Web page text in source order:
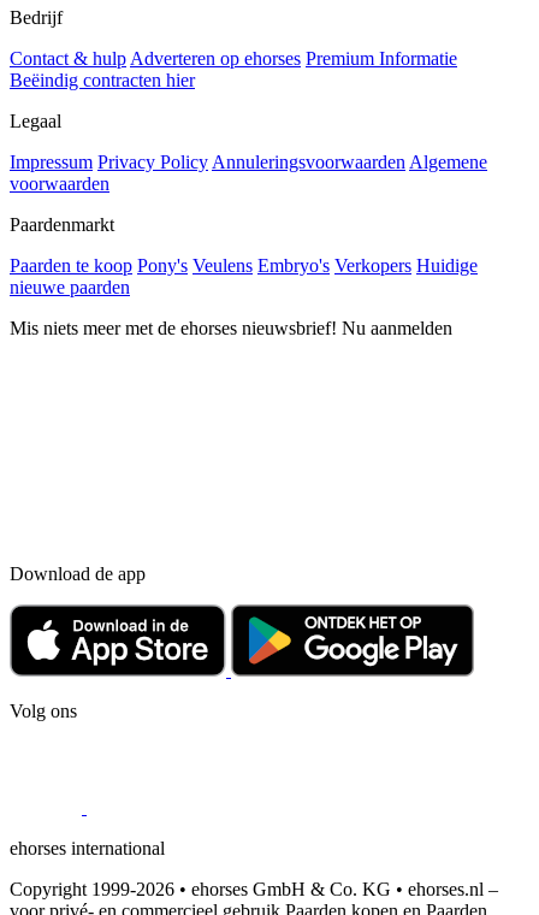
Bedrijf
Contact & hulp Adverteren op ehorses Premium Informatie
Beëindig contracten hier
Legaal
Impressum Privacy Policy Annuleringsvoorwaarden Algemene
voorwaarden
Paardenmarkt
Paarden te koop Pony's Veulens Embryo's Verkopers Huidige
nieuwe paarden
Mis niets meer met de ehorses nieuwsbrief! Nu aanmelden
Download de app
Volg ons
ehorses international
Copyright 1999-2026 • ehorses GmbH & Co. KG • ehorses.nl –